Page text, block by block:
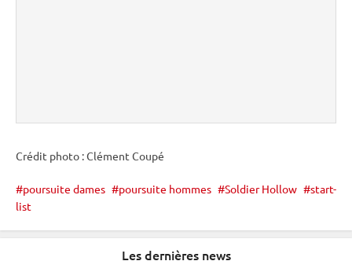
Crédit photo : Clément Coupé
poursuite dames poursuite hommes Soldier Hollow
start-
list
Les dernières news